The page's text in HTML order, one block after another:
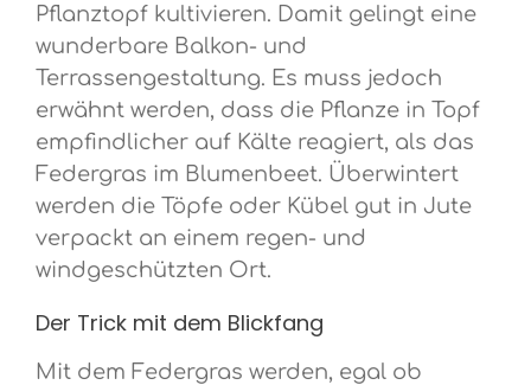
Pflanztopf kultivieren. Damit gelingt eine
wunderbare Balkon- und
Terrassengestaltung. Es muss jedoch
erwähnt werden, dass die Pflanze in Topf
empfindlicher auf Kälte reagiert, als das
Federgras im Blumenbeet. Überwintert
werden die Töpfe oder Kübel gut in Jute
verpackt an einem regen- und
windgeschützten Ort.
Der Trick mit dem Blickfang
Mit dem Federgras werden, egal ob